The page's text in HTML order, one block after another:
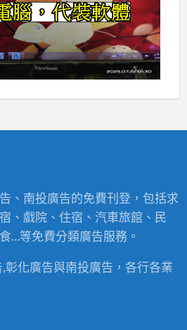
、南投廣告的免費刊登，包括求
、戲院、住宿、汽車旅館、民
…等免費分類廣告服務。
彰化廣告與南投廣告，各行各業